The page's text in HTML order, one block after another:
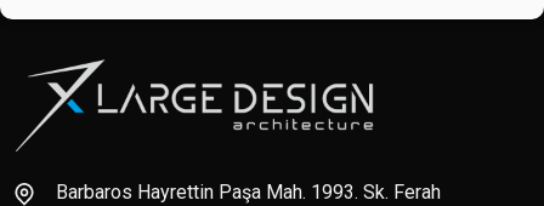
Barbaros Hayrettin Paşa Mah. 1993. Sk. Ferah